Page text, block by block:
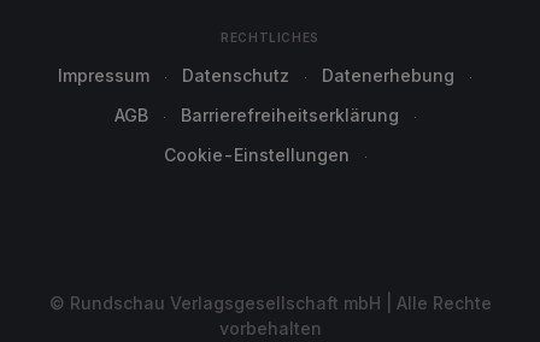
RECHTLICHES
Impressum Datenschutz
Datenerhebung
AGB
Barrierefreiheitserklärung
Cookie-Einstellungen
© Rundschau Verlagsgesellschaft mbH | Alle Rechte
vorbehalten